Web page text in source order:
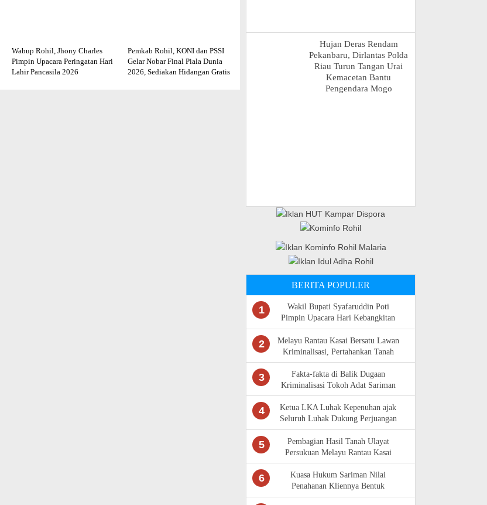
Wabup Rohil, Jhony Charles
Pimpin Upacara Peringatan Hari
Lahir Pancasila 2026
Pemkab Rohil, KONI dan PSSI
Gelar Nobar Final Piala Dunia
2026, Sediakan Hidangan Gratis
Hujan Deras Rendam
Pekanbaru, Dirlantas Polda
Riau Turun Tangan Urai
Kemacetan Bantu
Pengendara Mogo
BERITA POPULER
1
Wakil Bupati Syafaruddin Poti
Pimpin Upacara Hari Kebangkitan
Nasional Ke -118 di Rokan Hulu
2
Melayu Rantau Kasai Bersatu Lawan
Kriminalisasi, Pertahankan Tanah
Ulayat
3
Fakta-fakta di Balik Dugaan
Kriminalisasi Tokoh Adat Sariman
Siregar
4
Ketua LKA Luhak Kepenuhan ajak
Seluruh Luhak Dukung Perjuangan
Masyarakat Adat Rantau Kasai
5
Pembagian Hasil Tanah Ulayat
Persukuan Melayu Rantau Kasai
Sempat Diwarnai Kericuhan
6
Kuasa Hukum Sariman Nilai
Penahanan Kliennya Bentuk
Kriminalisasi,Bantah Isu Tunggangan